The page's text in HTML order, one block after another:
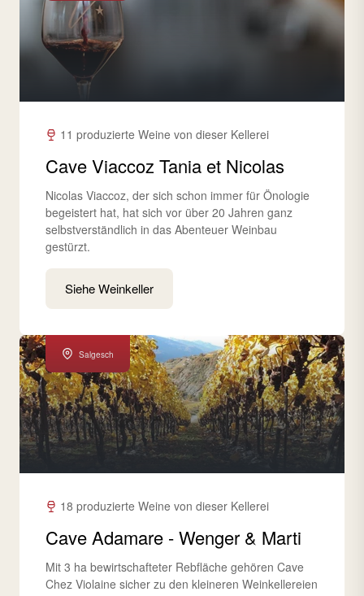
11 produzierte Weine von dieser Kellerei
Cave Viaccoz Tania et Nicolas
Nicolas Viaccoz, der sich schon immer für Önologie
begeistert hat, hat sich vor über 20 Jahren ganz
selbstverständlich in das Abenteuer Weinbau
gestürzt.
Siehe Weinkeller
Salgesch
18 produzierte Weine von dieser Kellerei
Cave Adamare - Wenger & Marti
Mit 3 ha bewirtschafteter Rebfläche gehören Cave
Chez Violaine sicher zu den kleineren Weinkellereien